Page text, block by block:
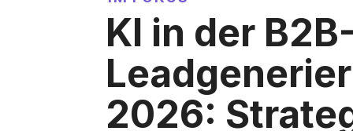
KI in der B2B-
2026: